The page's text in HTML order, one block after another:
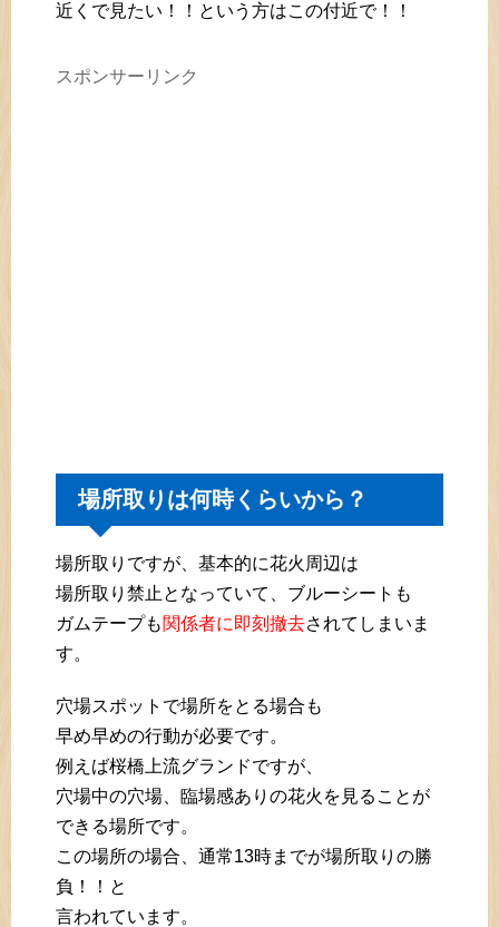
近くで見たい！！という方はこの付近で！！
スポンサーリンク
場所取りは何時くらいから？
場所取りですが、基本的に花火周辺は
場所取り禁止となっていて、ブルーシートも
ガムテープも関係者に即刻撤去されてしまいま
す。
穴場スポットで場所をとる場合も
早め早めの行動が必要です。
例えば桜橋上流グランドですが、
穴場中の穴場、臨場感ありの花火を見ることが
できる場所です。
この場所の場合、通常13時までが場所取りの勝
負！！と
言われています。